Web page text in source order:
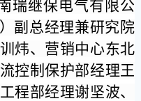
瑞继保电气有限公
）副总经理兼研究院
炜、营销中心东北
控制保护部经理王
程部经理谢坚波、